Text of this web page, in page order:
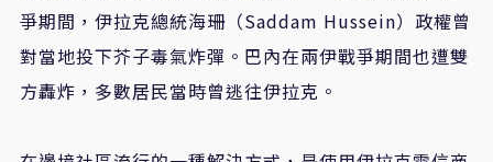
爭期間，伊拉克總統海珊（Saddam Hussein）政權曾
對當地投下芥子毒氣炸彈。巴內在兩伊戰爭期間也遭雙
方轟炸，多數居民當時曾逃往伊拉克。